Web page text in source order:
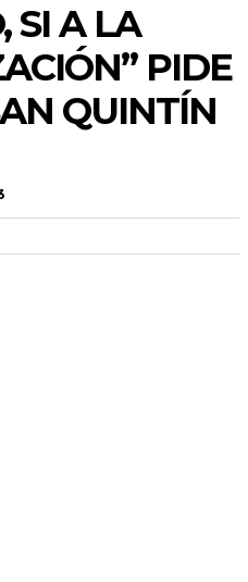
SI A LA
PIDE
QUINTÍN